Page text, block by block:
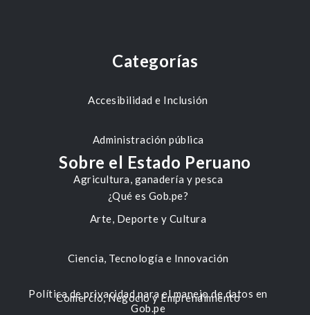
Categorías
Accesibilidad e Inclusión
Administración pública
Agricultura, ganadería y pesca
Arte, Deporte y Cultura
Ciencia, Tecnología e Innovación
Comercio, Negocio y Emprendimiento
Sobre el Estado Peruano
¿Qué es Gob.pe?
Política de privacidad para el manejo de datos en
Gob.pe